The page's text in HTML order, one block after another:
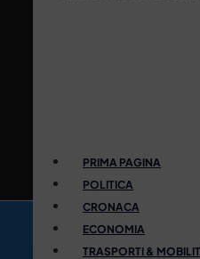
PRIMA PAGINA
POLITICA
CRONACA
ECONOMIA
TRASPORTI &